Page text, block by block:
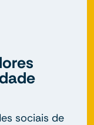
sociais de